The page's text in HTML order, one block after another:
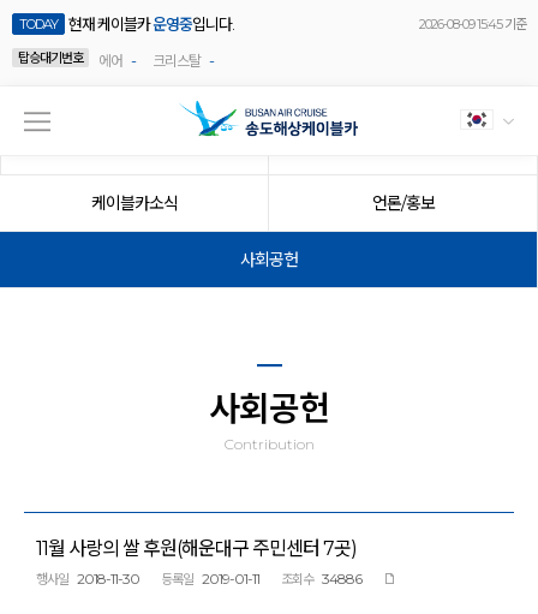
TODAY 현재 케이블카운영중입니다.
2026-08-09 15:45 기준
탑승대기번호
에어 - 크리스탈 -
케이블카소식 언론/홍보
사회공헌
사회공헌
Contribution
11월 사랑의 쌀 후원(해운대구 주민센터 7곳)
행사일 2018-11-30 등록일 2019-01-11 조회수 34886